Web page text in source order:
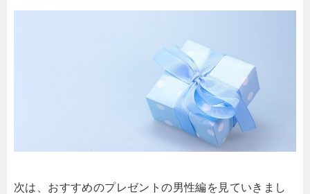
次は、おすすめのプレゼントの男性編を見ていきまし